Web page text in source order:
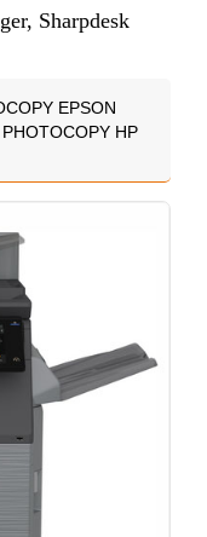
Sharpdesk
EPSON
HP